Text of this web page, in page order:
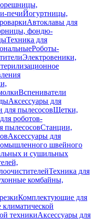
печиЙогуртницы,
Автоклавы для
фондю-
Техника для
Роботы-
Электровеники,
Вспениватели
Аксессуары для
для пылесосовЩетки,
роботов-
пылесосовСтанции,
Аксессуары для
швейного
и сушильных
Техника для
комбайны,
Комплектующие для
техникиАксессуары для